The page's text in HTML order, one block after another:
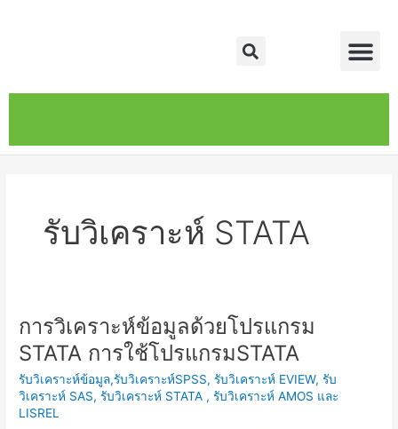
Search
รับวิเคราะห์ STATA
การวิเคราะห์ข้อมูลด้วยโปรแกรม
STATA การใช้โปรแกรมSTATA
รับวิเคราะห์ข้อมูล,รับวิเคราะห์SPSS, รับวิเคราะห์ EVIEW, รับ
วิเคราะห์ SAS, รับวิเคราะห์ STATA , รับวิเคราะห์ AMOS และ
LISREL
การ
วิเคราะห์
ข้อมูล
ด้วย
โปรแกรม
STATA